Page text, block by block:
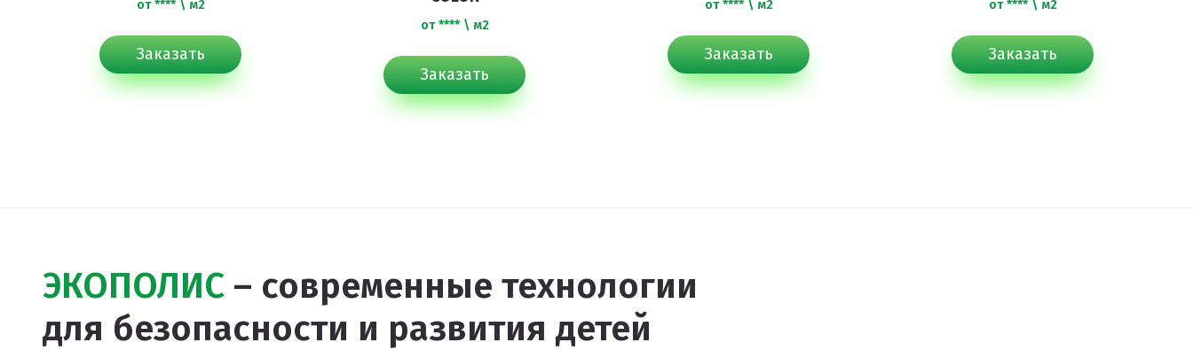
Черная SBR крошка
TPV крошка
Оборудование для укладки
Резиновое покрытие ECO SPORT STANDART
Резиновое покрытие Eco Tech
Резиновое покрытие Eco Running System
от **** \ м2
Заказать
от **** \ м2
Заказать
от **** \ м2
Заказать
от **** \ м2
Заказать
ЭКОПОЛИС – современные технологии
для безопасности и развития детей